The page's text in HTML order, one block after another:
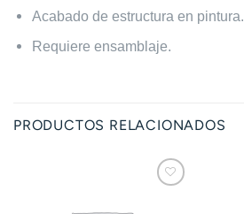
Acabado de estructura en pintura.
Requiere ensamblaje.
PRODUCTOS RELACIONADOS